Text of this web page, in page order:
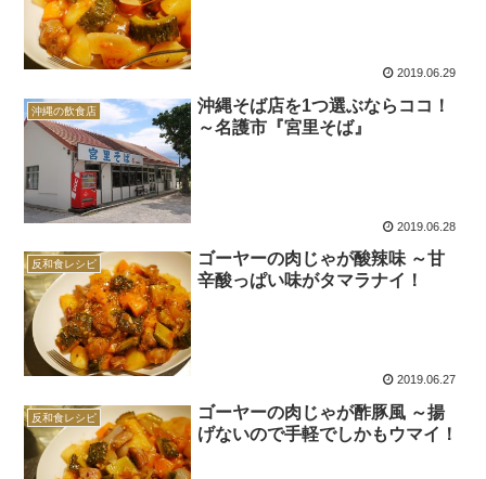
2019.06.29
沖縄の飲食店
沖縄そば店を1つ選ぶならココ！
～名護市『宮里そば』
2019.06.28
反和食レシピ
ゴーヤーの肉じゃが酸辣味 ～甘
辛酸っぱい味がタマラナイ！
2019.06.27
反和食レシピ
ゴーヤーの肉じゃが酢豚風 ～揚
げないので手軽でしかもウマイ！